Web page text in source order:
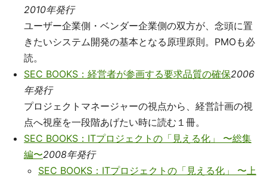
2010年発行
ユーザー企業側・ベンダー企業側の双方が、念頭に置
きたいシステム開発の基本となる原理原則。PMOも必
読。
SEC BOOKS：経営者が参画する要求品質の確保2006
年発行
プロジェクトマネージャーの視点から、経営計画の視
点へ視座を一段階あげたい時に読む１冊。
SEC BOOKS：ITプロジェクトの「見える化」 〜総集
編〜2008年発行
SEC BOOKS：ITプロジェクトの「見える化」 〜上